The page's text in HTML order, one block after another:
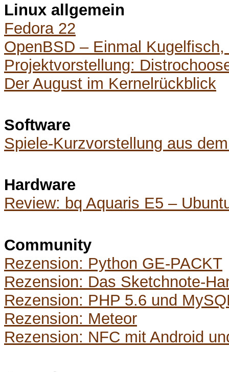
Linux allgemein
Fedora 22
OpenBSD – Einmal Kugelfisch,
Projektvorstellung:
Der August im Kernelrückblick
Software
Spiele-Kurzvorstellung aus
Hardware
Review: bq Aquaris E5 –
Community
Rezension: Python GE-PACKT
Rezension: Das Sketchnote-
Rezension: PHP 5.6 und
Rezension: Meteor
Rezension: NFC mit Android